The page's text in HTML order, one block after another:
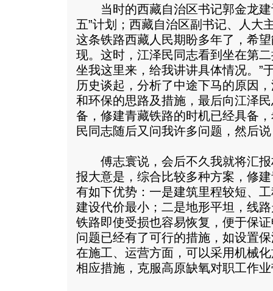
当时的西藏自治区书记郭金龙建
五”计划；西藏自治区副书记、人大
这条铁路西藏人民期盼多年了，希
现。这时，江泽民同志看到坐在第
坐我这里来，给我讲讲具体情况。”
历史谈起，分析了中途下马的原因
和环保的思路及措施，最后向江泽
备，修建青藏铁路的时机已经具备
民同志随后又问我许多问题，然后
傅志寰说，会后不久我就将汇报
报大意是，综合比较多种方案，修
有如下优势：一是建筑里程较短、
建设代价最小；二是地形平坦，线
铁路即使受损也容易恢复，便于保
问题已经有了可行的措施，如设置
在施工、运营方面，可以采用机械
相应措施，克服高原缺氧对职工作